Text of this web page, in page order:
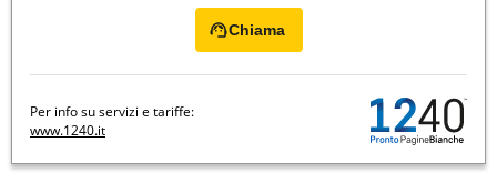
Chiama
Per info su servizi e tariffe:
www.1240.it